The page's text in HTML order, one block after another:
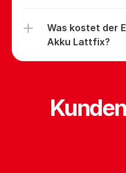
Was kostet der
Akku Lattfix?